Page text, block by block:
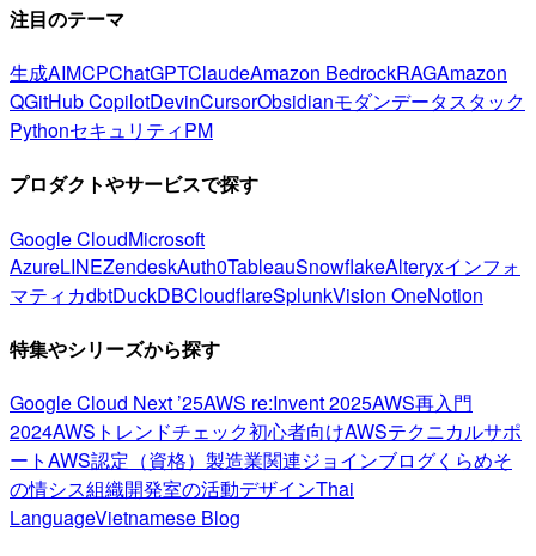
注目のテーマ
生成AIMCPChatGPTClaudeAmazon BedrockRAGAmazon
QGitHub CopilotDevinCursorObsidianモダンデータスタック
PythonセキュリティPM
プロダクトやサービスで探す
Google CloudMicrosoft
AzureLINEZendeskAuth0TableauSnowflakeAlteryxインフォ
マティカdbtDuckDBCloudflareSplunkVision OneNotion
特集やシリーズから探す
Google Cloud Next ’25AWS re:Invent 2025AWS再入門
2024AWSトレンドチェック初心者向けAWSテクニカルサポ
ートAWS認定（資格） 製造業関連ジョインブログくらめそ
の情シス組織開発室の活動デザインThai
LanguageVietnamese Blog